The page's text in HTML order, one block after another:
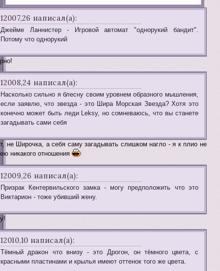
12007,26 написал(а):
Джейме Ланнистер - Игровой автомат "однорукий бандит".
Потому что однорукий
12008,24 написал(а):
Насколько сильно я блесну своим уровнем образного мышления,
если заявлю, что звезда - это Шира Морская Звезда? Хотя это
конечно может быть леди Leksy, но сомневаюсь, что вы станете
загадывать сами себя
не Широчка, а себя саму загадывать слишком нагло - я к плио не
никакого отношения
12009,26 написал(а):
Призрак Кентервильского замка - могу предположить что это
Виктарион - тоже убивший жену.
12010,10 написал(а):
Тёмный дракон что внизу - это Дрогон, он тёмного цвета, с
красными пластинами и крылья имеют оттенок того же цвета.